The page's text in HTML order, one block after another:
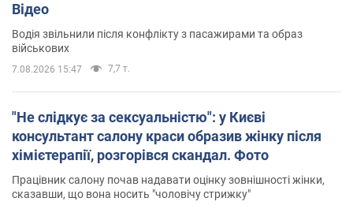
Відео
Водія звільнили після конфлікту з пасажирами та образ
військових
7.08.2026 15:47 7,7 т.
"Не слідкує за сексуальністю": у Києві
консультант салону краси образив жінку після
хімієтерапії, розгорівся скандал. Фото
Працівник салону почав надавати оцінку зовнішності жінки,
сказавши, що вона носить "чоловічу стрижку"